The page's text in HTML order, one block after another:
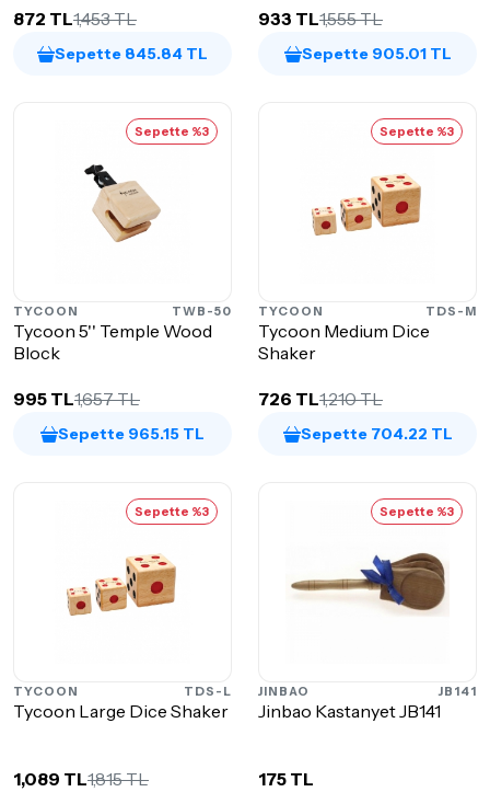
872 TL1,453 TL
Sepette 845.84 TL
933 TL1,555 TL
Sepette 905.01 TL
Sepette %3
TYCOON TWB-50
Tycoon 5'' Temple Wood
Block
995 TL1,657 TL
Sepette 965.15 TL
Sepette %3
TYCOON TDS-M
Tycoon Medium Dice
Shaker
726 TL1,210 TL
Sepette 704.22 TL
Sepette %3
TYCOON TDS-L
Tycoon Large Dice Shaker
1,089 TL1,815 TL
Sepette %3
JINBAO JB141
Jinbao Kastanyet JB141
175 TL